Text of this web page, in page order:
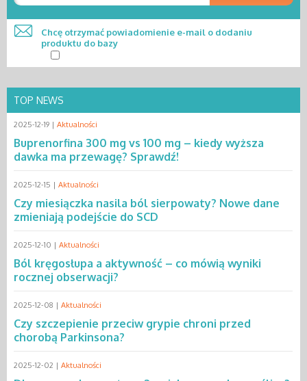
Chcę otrzymać powiadomienie e-mail o dodaniu
produktu do bazy
TOP NEWS
2025-12-19 | Aktualności
Buprenorfina 300 mg vs 100 mg – kiedy wyższa
dawka ma przewagę? Sprawdź!
2025-12-15 | Aktualności
Czy miesiączka nasila ból sierpowaty? Nowe dane
zmieniają podejście do SCD
2025-12-10 | Aktualności
Ból kręgosłupa a aktywność – co mówią wyniki
rocznej obserwacji?
2025-12-08 | Aktualności
Czy szczepienie przeciw grypie chroni przed
chorobą Parkinsona?
2025-12-02 | Aktualności